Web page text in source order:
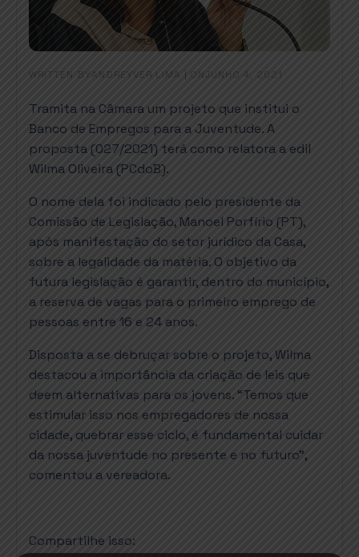
WRITTEN BY ANDREYVER LIMA ONJUNHO 4, 2021
Tramita na Câmara um projeto que institui o
Banco de Empregos para a Juventude. A
proposta (027/2021) terá como relatora a edil
Wilma Oliveira (PCdoB).
O nome dela foi indicado pelo presidente da
Comissão de Legislação, Manoel Porfírio (PT),
após manifestação do setor jurídico da Casa,
sobre a legalidade da matéria. O objetivo da
futura legislação é garantir, dentro do município,
a reserva de vagas para o primeiro emprego de
pessoas entre 16 e 24 anos.
Disposta a se debruçar sobre o projeto, Wilma
destacou a importância da criação de leis que
deem alternativas para os jovens. “Temos que
estimular isso nos empregadores de nossa
cidade, quebrar esse ciclo, é fundamental cuidar
da nossa juventude no presente e no futuro”,
comentou a vereadora.
Compartilhe isso: